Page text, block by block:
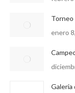
Torneo
enero
Galería